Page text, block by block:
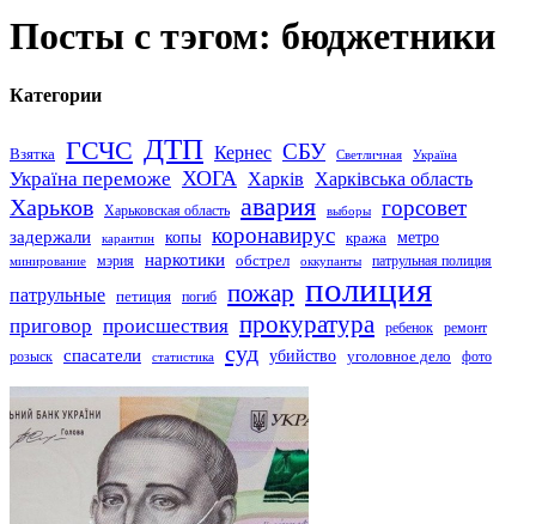
Посты с тэгом: бюджетники
Категории
Взятка ГСЧС ДТП Кернес СБУ Светличная Україна
Україна переможе ХОГА Харків Харківська область
Харьков Харьковская область авария выборы горсовет
задержали карантин копы коронавирус кража метро
минирование мэрия наркотики обстрел оккупанты патрульная полиция
патрульные петиция погиб пожар полиция
приговор происшествия прокуратура ребенок
ремонт
розыск
спасатели статистика суд убийство уголовное дело фото